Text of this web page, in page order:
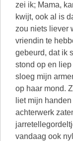
zei ik; Mama,
kwijt, ook al is
zou niets liever
vriendin te
gebeurd, dat ik
stond op en
sloeg mijn
op haar mond.
liet mijn
achterwerk
vandaag ook